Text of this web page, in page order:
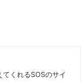
くれるSOSのサイ